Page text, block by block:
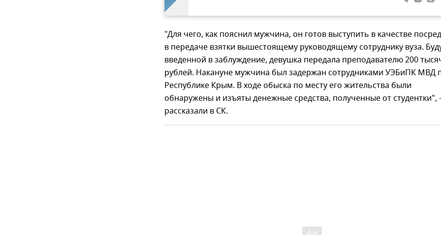
"Для чего, как пояснил мужчина, он готов выступить в качестве
в передаче взятки вышестоящему руководящему сотруднику вуза.
введенной в заблуждение, девушка передала преподавателю 200
рублей. Накануне мужчина был задержан сотрудниками УЭБиПК МВД
Республике Крым. В ходе обыска по месту его жительства были
обнаружены и изъяты денежные средства, полученные от студентки", -
рассказали в СК.